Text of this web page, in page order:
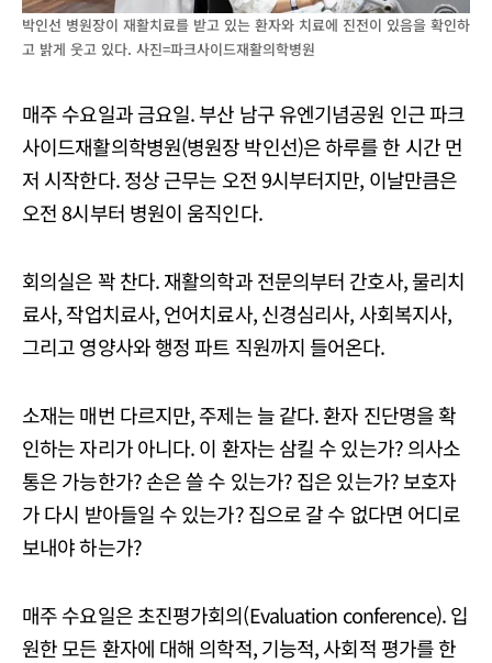
박인선 병원장이 재활치료를 받고 있는 환자와 치료에 진전이 있음을 확인하
고 밝게 웃고 있다. 사진=파크사이드재활의학병원
매주 수요일과 금요일. 부산 남구 유엔기념공원 인근 파크
사이드재활의학병원(병원장 박인선)은 하루를 한 시간 먼
저 시작한다. 정상 근무는 오전 9시부터지만, 이날만큼은
오전 8시부터 병원이 움직인다.
회의실은 꽉 찬다. 재활의학과 전문의부터 간호사, 물리치
료사, 작업치료사, 언어치료사, 신경심리사, 사회복지사,
그리고 영양사와 행정 파트 직원까지 들어온다.
소재는 매번 다르지만, 주제는 늘 같다. 환자 진단명을 확
인하는 자리가 아니다. 이 환자는 삼킬 수 있는가? 의사소
통은 가능한가? 손은 쓸 수 있는가? 집은 있는가? 보호자
가 다시 받아들일 수 있는가? 집으로 갈 수 없다면 어디로
보내야 하는가?
매주 수요일은 초진평가회의(Evaluation conference). 입
원한 모든 환자에 대해 의학적, 기능적, 사회적 평가를 한